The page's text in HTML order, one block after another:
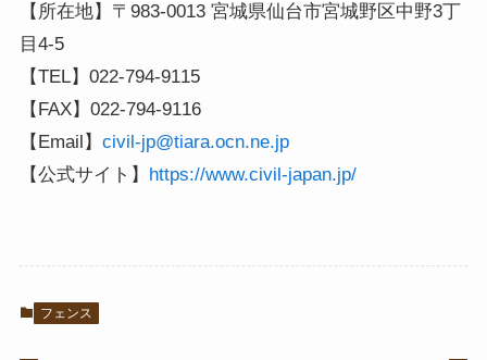
【所在地】〒983-0013 宮城県仙台市宮城野区中野3丁
目4-5
【TEL】022-794-9115
【FAX】022-794-9116
【Email】 civil-jp@tiara.ocn.ne.jp
【公式サイト】
https://www.civil-japan.jp/
フェンス